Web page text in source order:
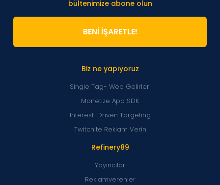
Refinery89
Yayıncılar
Reklamverenler
Biz ne yapıyoruz
Single Tag- Web Gelirleri
Monetize App SDK
Interest-Driven Targeting
Twitch’te Reklam Verin
bültenimize abone olun
BENİ İŞARETLE!